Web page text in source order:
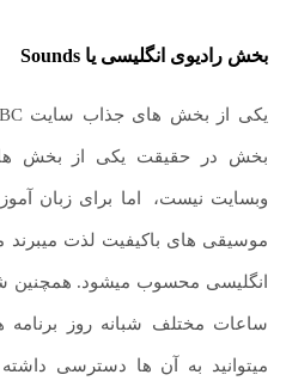
بخش رادیوی انگلیسی یا Sounds
بخش در حقیقت یکی از بخش
وبسایت نیست، اما برای زبان
موسیقی های باکیفیت لذت میبرند
ساعات مختلف شبانه روز برنامه
میتوانید به آن ها دسترسی داشته